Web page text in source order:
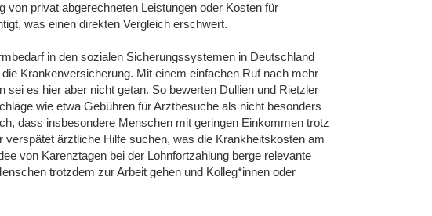
von privat abgerechneten Leistungen oder Kosten für
was einen direkten Vergleich erschwert.
in den sozialen Sicherungssystemen in Deutschland
Krankenversicherung. Mit einem einfachen Ruf nach mehr
sei es hier aber nicht getan. So bewerten Dullien und Rietzler
wie etwa Gebühren für Arztbesuche als nicht besonders
dass insbesondere Menschen mit geringen Einkommen trotz
verspätet ärztliche Hilfe suchen, was die Krankheitskosten am
von Karenztagen bei der Lohnfortzahlung berge relevante
trotzdem zur Arbeit gehen und Kolleg*innen oder